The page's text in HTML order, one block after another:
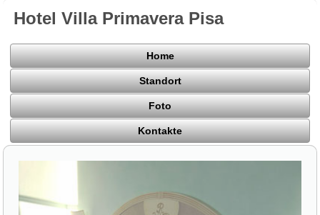
Hotel Villa Primavera Pisa
Home
Standort
Foto
Kontakte